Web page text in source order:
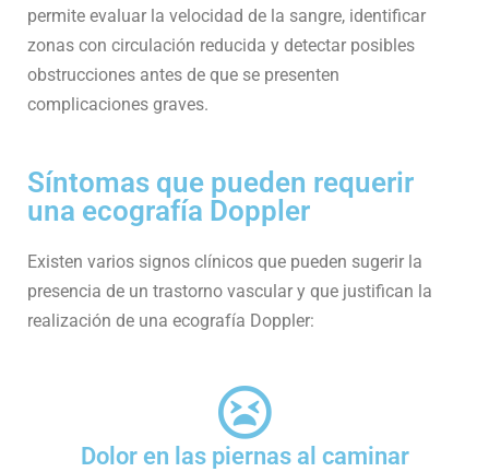
permite evaluar la velocidad de la sangre, identificar
zonas con circulación reducida y detectar posibles
obstrucciones antes de que se presenten
complicaciones graves.
Síntomas que pueden requerir
una ecografía Doppler
Existen varios signos clínicos que pueden sugerir la
presencia de un trastorno vascular y que justifican la
realización de una ecografía Doppler:
Dolor en las piernas al caminar